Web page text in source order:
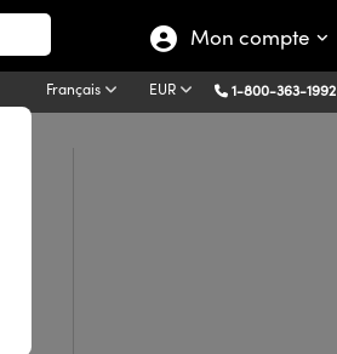
Mon compte
Français EUR 1-800-363-1992